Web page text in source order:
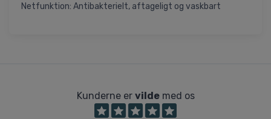
Netfunktion: Antibakterielt, aftageligt og vaskbart
Kunderne er vildemed os